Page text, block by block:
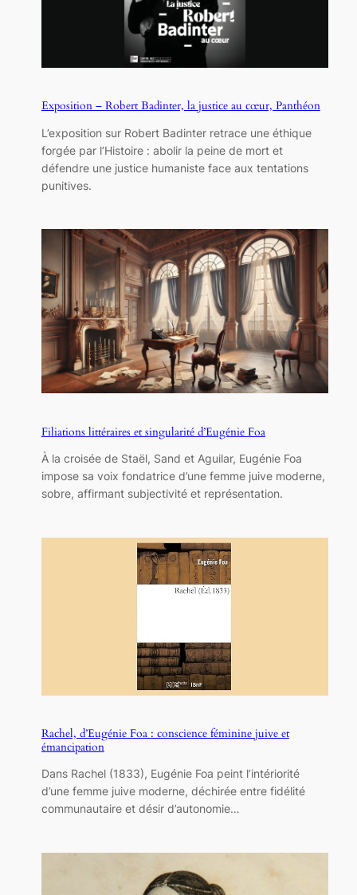
Exposition – Robert Badinter, la justice au cœur, Panthéon
L’exposition sur Robert Badinter retrace une éthique
forgée par l’Histoire : abolir la peine de mort et
défendre une justice humaniste face aux tentations
punitives.
Filiations littéraires et singularité d’Eugénie Foa
À la croisée de Staël, Sand et Aguilar, Eugénie Foa
impose sa voix fondatrice d’une femme juive moderne,
sobre, affirmant subjectivité et représentation.
Rachel, d’Eugénie Foa : conscience féminine juive et
émancipation
Dans Rachel (1833), Eugénie Foa peint l’intériorité
d’une femme juive moderne, déchirée entre fidélité
communautaire et désir d’autonomie…